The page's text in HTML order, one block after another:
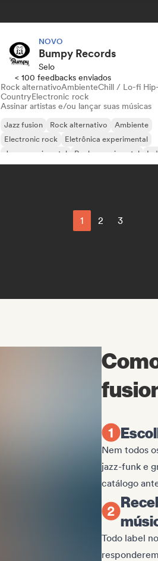
NOVO
Bumpy Records
Selo
< 100 feedbacks enviados
Rock alternativoAmbienteChill / Lo-fi
CountryElectronic rock
Assinar artistas e/ou lançar suas músicas
Jazz fusion Rock alternativo
Ambiente
Electronic rock
Eletrônica experimental
Jazz experimental
Rock experimental
1 2 3
Nem todos
jazz-funk e
catálogo
Todo label